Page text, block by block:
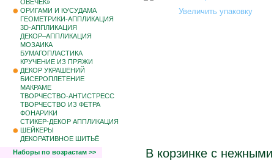
ОВЕЧЕК»
ОРИГАМИ И КУСУДАМА
ГЕОМЕТРИКИ-АППЛИКАЦИЯ
3D-АППЛИКАЦИЯ
ДЕКОР–АППЛИКАЦИЯ
МОЗАИКА
БУМАГОПЛАСТИКА
КРУЧЕНИЕ ИЗ ПРЯЖИ
ДЕКОР УКРАШЕНИЙ
БИCЕРОПЛЕТЕНИЕ
МАКРАМЕ
ТВОРЧЕСТВО-АНТИСТРЕСС
ТВОРЧЕСТВО ИЗ ФЕТРА
ФОНАРИКИ
СТИКЕР-ДЕКОР АППЛИКАЦИЯ
ШЕЙКЕРЫ
ДЕКОРАТИВНОЕ ШИТЬЁ
Наборы по возрастам >>
Увеличить упаковку
В корзинке с